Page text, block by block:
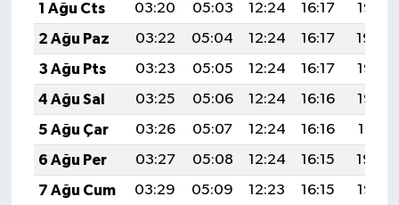
1 Ağu Cts
03:20 05:03 12:24 16:17
19:35
2 Ağu Paz
03:22 05:04 12:24 16:17
19:34
3 Ağu Pts
03:23 05:05 12:24 16:17
19:33
4 Ağu Sal
03:25 05:06 12:24 16:16
19:32
5 Ağu Çar
03:26 05:07 12:24 16:16
19:31
6 Ağu Per
03:27 05:08 12:24 16:15
19:30
7 Ağu Cum
03:29 05:09 12:23 16:15
19:28